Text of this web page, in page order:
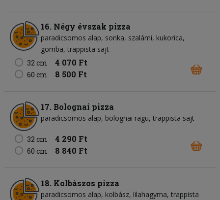
16. Négy évszak pizza
paradicsomos alap sonka szalámi kukorica
gomba trappista sajt
32 cm
4 070 Ft
60 cm 8 500 Ft
17. Bolognai pizza
paradicsomos alap bolognai ragu trappista sajt
32 cm 4 290 Ft
60 cm 8 840 Ft
18. Kolbászos pizza
paradicsomos alap kolbász lilahagyma trappista